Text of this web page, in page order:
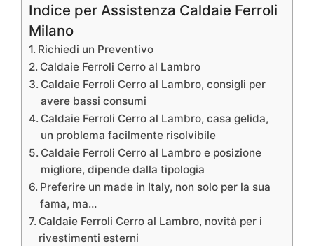
Indice per Assistenza Caldaie Ferroli
Milano
Richiedi un Preventivo
Caldaie Ferroli Cerro al Lambro
Caldaie Ferroli Cerro al Lambro, consigli per
avere bassi consumi
Caldaie Ferroli Cerro al Lambro, casa gelida,
un problema facilmente risolvibile
Caldaie Ferroli Cerro al Lambro e posizione
migliore, dipende dalla tipologia
Preferire un made in Italy, non solo per la sua
fama, ma…
Caldaie Ferroli Cerro al Lambro, novità per i
rivestimenti esterni